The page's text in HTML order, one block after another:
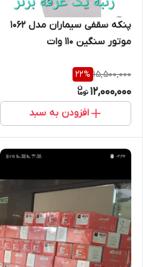
پنکه سقفی سیماران مدل ۱۰۶۲
موتور سنگین ۱۱۰ وات
15,500,000
22%
12,000,000
افزودن به سبد